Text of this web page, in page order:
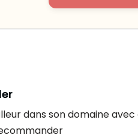
dans son domaine